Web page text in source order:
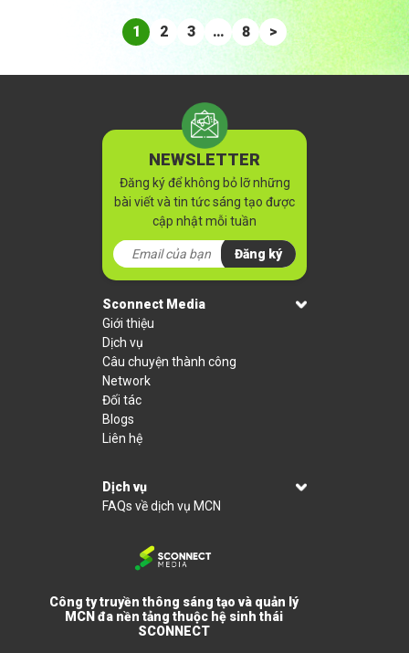
1 2 3 … 8 >
Công ty truyền thông sáng tạo và quản lý
MCN đa nền tảng thuộc hệ sinh thái
SCONNECT
NEWSLETTER
Đăng ký để không bỏ lỡ những
bài viết và tin tức sáng tạo được
cập nhật mỗi tuần
Đăng ký
Sconnect Media
Giới thiệu
Dịch vụ
Câu chuyện thành công
Network
Đối tác
Blogs
Liên hệ
Dịch vụ
FAQs về dịch vụ MCN